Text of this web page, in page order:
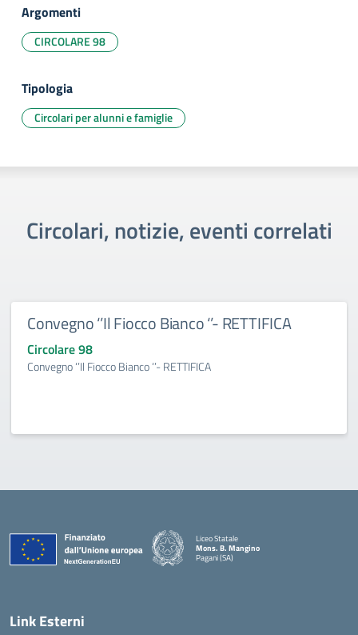
Argomenti
CIRCOLARE 98
Tipologia
Circolari per alunni e famiglie
Circolari, notizie, eventi correlati
Convegno ‘’Il Fiocco Bianco ‘’- RETTIFICA
Circolare 98
Convegno ‘’Il Fiocco Bianco ‘’- RETTIFICA
Liceo Statale
Mons. B. Mangino
Pagani (SA)
— Visita la pagina iniziale della scuola
Link Esterni